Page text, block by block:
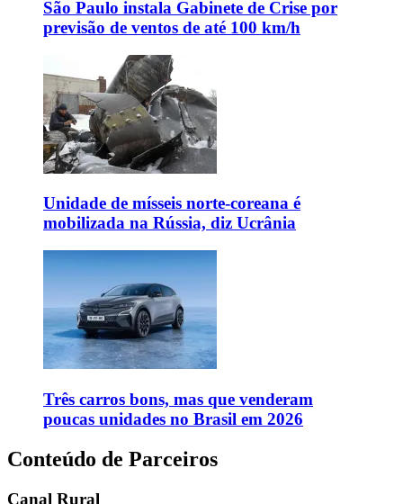
São Paulo instala Gabinete de Crise por
previsão de ventos de até 100 km/h
Unidade de mísseis norte-coreana é
mobilizada na Rússia, diz Ucrânia
Três carros bons, mas que venderam
poucas unidades no Brasil em 2026
Conteúdo de Parceiros
Canal Rural